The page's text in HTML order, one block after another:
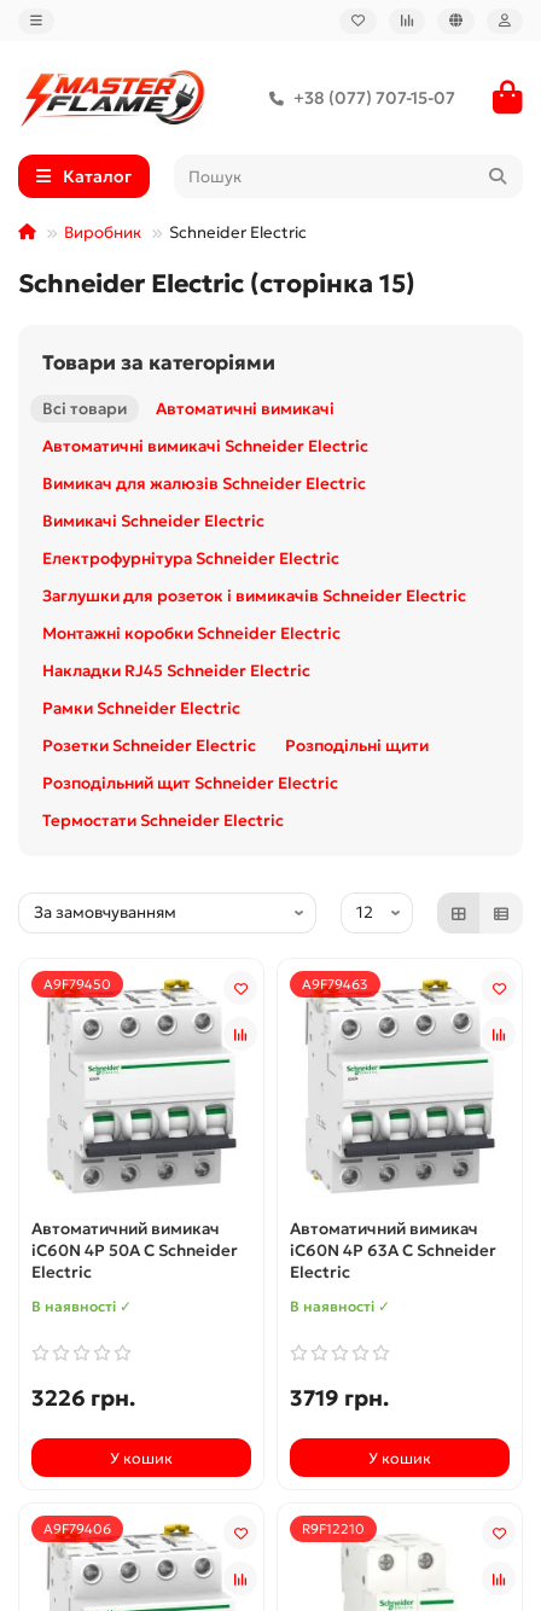
+38 (077) 707-15-07
Каталог
Виробник Schneider Electric
Schneider Electric (сторінка 15)
Товари за категоріями
Всі товари
Автоматичні вимикачі
Автоматичні вимикачі Schneider Electric
Вимикач для жалюзів Schneider Electric
Вимикачі Schneider Electric
Електрофурнітура Schneider Electric
Заглушки для розеток і вимикачів Schneider Electric
Монтажні коробки Schneider Electric
Накладки RJ45 Schneider Electric
Рамки Schneider Electric
Розетки Schneider Electric
Розподільні щити
Розподільний щит Schneider Electric
Термостати Schneider Electric
A9F79450
Автоматичний вимикач
iC60N 4P 50A C Schneider
Electric
В наявності ✓
3226 грн.
У кошик
A9F79463
Автоматичний вимикач
iC60N 4P 63A C Schneider
Electric
В наявності ✓
3719 грн.
У кошик
A9F79406 R9F12210